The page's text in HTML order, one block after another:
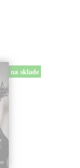
na sklade